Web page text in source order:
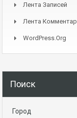
Лента Записей
Лента
WordPress.org
Поиск
Город